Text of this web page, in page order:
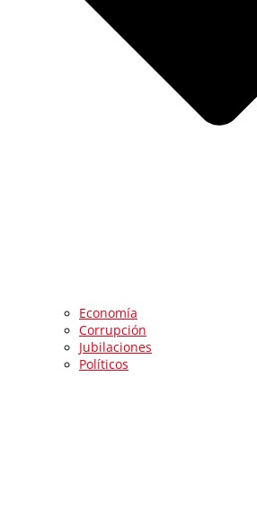
Economía
Corrupción
Jubilaciones
Políticos